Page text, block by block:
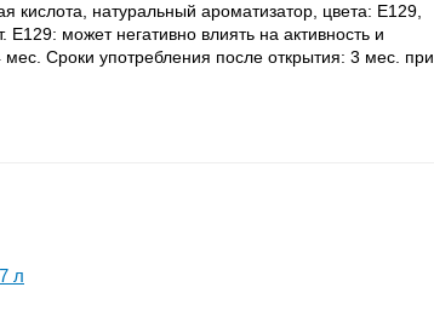
кислота, натуральный ароматизатор, цвета: E129,
может негативно влиять на активность и
Сроки употребления после открытия: 3 мес. при
л